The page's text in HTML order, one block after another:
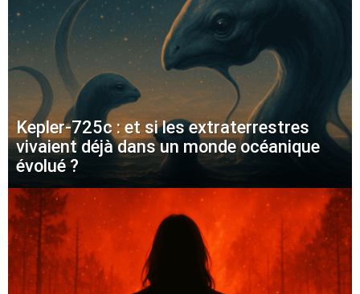
Kepler-725c : et si les extraterrestres
vivaient déjà dans un monde océanique
évolué ?